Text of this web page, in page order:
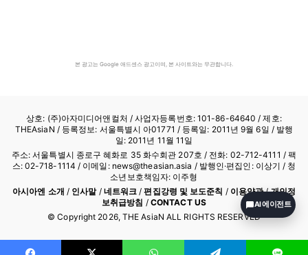
본 광고는 Google 애드센스 광고이며, 본 사이트와는 무관합니다.
상호: (주)아자미디어앤컬처 /사업자등록번호: 101-86-64640 / 제호:
THEAsiaN / 등록정보: 서울특별시 아01771 / 등록일: 2011년 9월 6일 / 발행
일: 2011년 11월 11일
주소: 서울특별시 종로구 혜화로 35 화수회관 207호 / 전화: 02-712-4111 / 팩
스: 02-718-1114 / 이메일: news@theasian.asia / 발행인·편집인: 이상기 / 청
소년보호책임자: 이주형
아시아엔 소개 / 인사말/ 네트워크 /편집강령 및 보도준칙 / 이용약관/개인정
보취급방침 / CONTACT US
© Copyright 2026, THE AsiaN ALL RIGHTS RESERVED
AI 에이전트